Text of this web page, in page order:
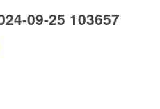
09-25 103657